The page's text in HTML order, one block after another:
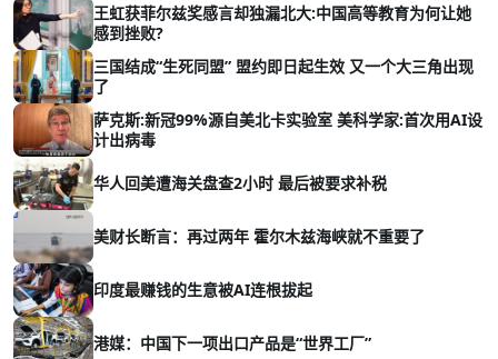
王虹获菲尔兹奖感言却独漏北大:中国高等教育为何让她
感到挫败?
三国结成“生死同盟” 盟约即日起生效 又一个大三角出现
了
萨克斯:新冠99%源自美北卡实验室 美科学家:首次用AI设
计出病毒
华人回美遭海关盘查2小时 最后被要求补税
美财长断言：再过两年 霍尔木兹海峡就不重要了
印度最赚钱的生意被AI连根拔起
港媒：中国下一项出口产品是“世界工厂”